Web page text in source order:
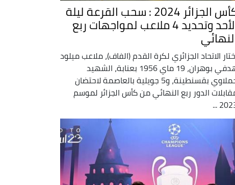
كأس الجزائر 2024 : سحب القرعة ليلة
الأحد وتحديد 4 ملاعب لمواجهات ربع
الاتحاد الجزائري لكرة القدم (الفاف)، ملاعب ميلود
هدفي بوهران، 19 ماي 1956 بعنابة، الشهيد
حملاوي بقسنطينة، و5 جويلية بالعاصمة لاحتضان
الدور ربع النهائي من كأس الجزائر لموسم
2023